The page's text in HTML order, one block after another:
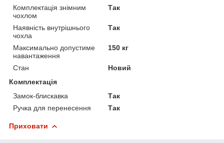
Комплектація знімним
чохлом
Так
Наявність внутрішнього
чохла
Так
Максимально допустиме
навантаження
150 кг
Стан
Новий
Комплектація
Замок-блискавка
Так
Ручка для перенесення
Так
Приховати